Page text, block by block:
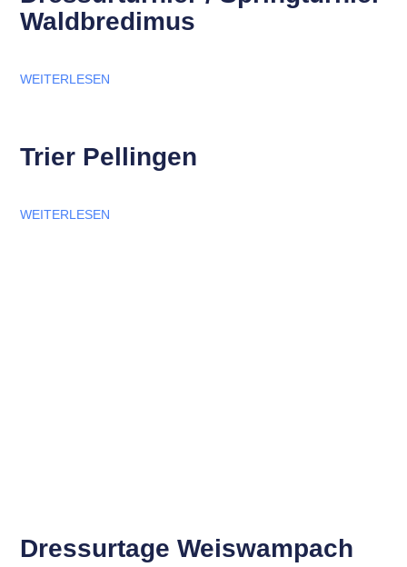
Waldbredimus
WEITERLESEN
Trier Pellingen
WEITERLESEN
Dressurtage Weiswampach